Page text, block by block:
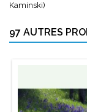
Kaminski)
97 AUTRES